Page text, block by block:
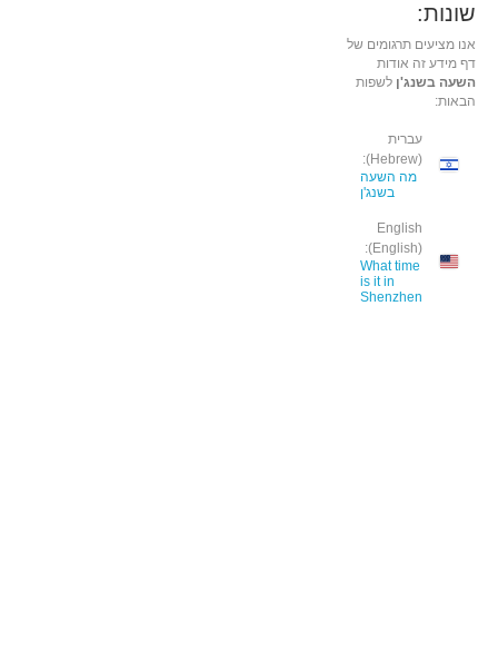
שונות:
אנו מציעים תרגומים של
דף מידע זה אודות
השעה בשנג'ן לשפות
הבאות:
עברית
(Hebrew):
מה השעה
בשנג'ן
English
(English):
What time
is it in
Shenzhen